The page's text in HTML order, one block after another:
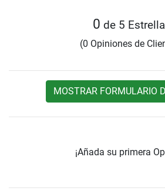
0 de 5
(0 Opiniones de
MOSTRAR FORMULARIO
¡Añada su primera